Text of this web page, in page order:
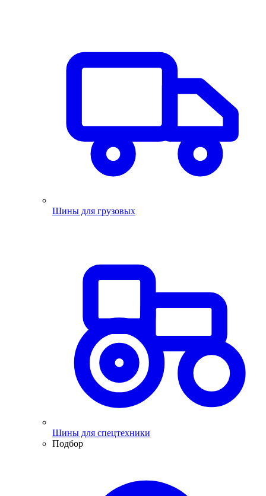
Шины для грузовых
Шины для спецтехники
Подбор